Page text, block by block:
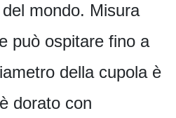
mondo. Misura
può ospitare fino a
della cupola è
dorato con